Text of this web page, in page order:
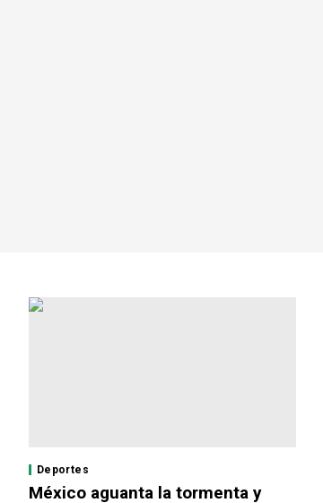
Deportes
México aguanta la tormenta y